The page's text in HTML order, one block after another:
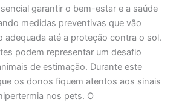
garantir o bem-estar e a saúde
medidas preventivas que vão
adequada até a proteção contra o sol.
podem representar um desafio
de estimação. Durante este
os donos fiquem atentos aos sinais
nos pets. O